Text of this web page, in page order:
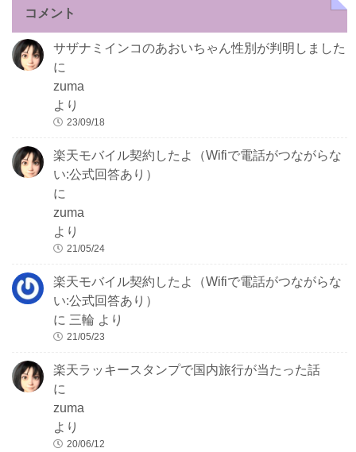
コメント
サザナミインコのあおいちゃん性別が判明しました
に
zuma
より
23/09/18
楽天モバイル契約したよ（Wifiで電話がつながらな
い:公式回答あり）
に
zuma
より
21/05/24
楽天モバイル契約したよ（Wifiで電話がつながらな
い:公式回答あり）
に三輪 より
21/05/23
楽天ラッキースタンプで国内旅行が当たった話
に
zuma
より
20/06/12